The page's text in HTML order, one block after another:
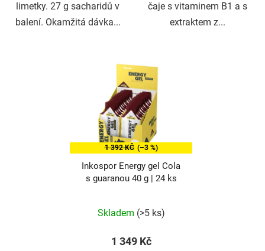
limetky. 27 g sacharidů v
balení. Okamžitá dávka...
čaje s vitaminem B1 a s
extraktem z...
1 392 KČ (–3 %)
Inkospor Energy gel Cola
s guaranou 40 g | 24 ks
produktu
z
5
Skladem (>5 ks)
1 349 Kč